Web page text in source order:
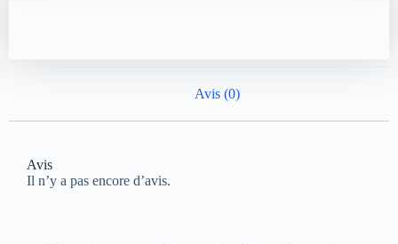
Avis (0)
Avis
Il n’y a pas encore d’avis.